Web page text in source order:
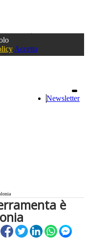
Accedioppure registrati
Accetta
Newsletter
è